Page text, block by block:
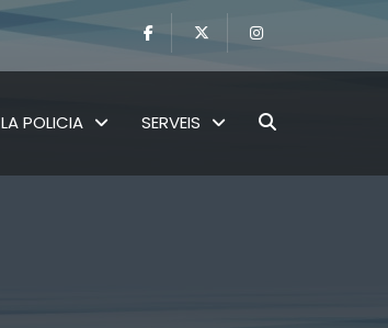
LA POLICIA SERVEIS